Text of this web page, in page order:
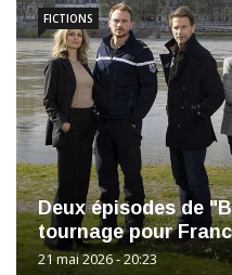
Deux épisodes de
tournage pour
21 mai 2026 - 20:23
FICTIONS